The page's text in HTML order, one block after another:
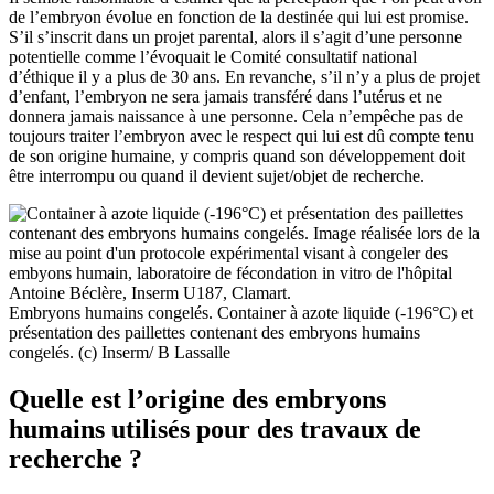
de l’embryon évolue en fonction de la destinée qui lui est promise.
S’il s’inscrit dans un projet parental, alors il s’agit d’une personne
potentielle comme l’évoquait le Comité consultatif national
d’éthique il y a plus de 30 ans. En revanche, s’il n’y a plus de projet
d’enfant, l’embryon ne sera jamais transféré dans l’utérus et ne
donnera jamais naissance à une personne. Cela n’empêche pas de
toujours traiter l’embryon avec le respect qui lui est dû compte tenu
de son origine humaine, y compris quand son développement doit
être interrompu ou quand il devient sujet/objet de recherche.
Embryons humains congelés. Container à azote liquide (-196°C) et
présentation des paillettes contenant des embryons humains
congelés. (c) Inserm/ B Lassalle
Quelle est l’origine des embryons
humains utilisés pour des travaux de
recherche ?